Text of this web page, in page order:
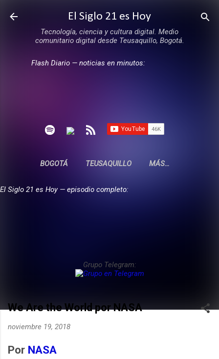
Ir al contenido principal
El Siglo 21 es Hoy
Tecnología, ciencia y cultura digital. Medio
comunitario digital desde Teusaquillo, Bogotá.
Flash Diario — noticias en minutos:
BOGOTÁ TEUSAQUILLO MÁS…
El Siglo 21 es Hoy — episodio completo:
Grupo Telegram:
We Are the World por NASA
noviembre 19, 2018
Por NASA